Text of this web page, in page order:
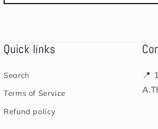
Quick links
Search
Terms of Service
Refund policy
📍